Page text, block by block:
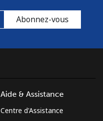
Abonnez-vous
Aide & Assistance
Centre d'Assistance